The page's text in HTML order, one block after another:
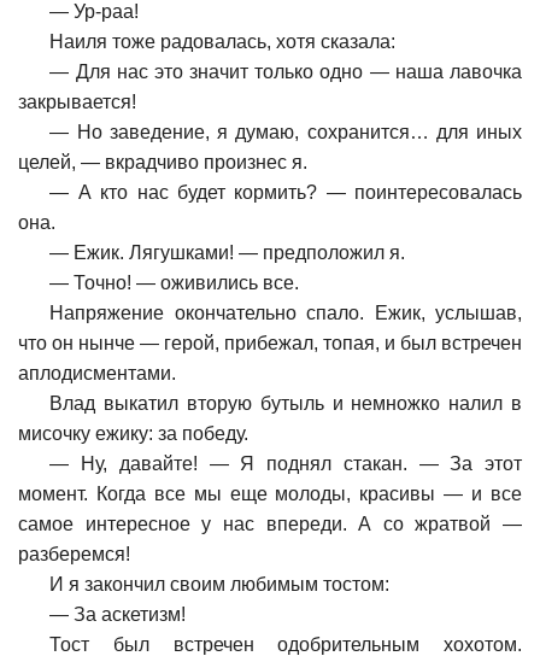
—Ур-раа!
Наиля тоже радовалась, хотя сказала:
— Для нас это значит только одно — наша лавочка
закрывается!
— Но заведение, я думаю, сохранится… для иных
целей, — вкрадчиво произнес я.
— А кто нас будет кормить? — поинтересовалась
она.
— Ежик. Лягушками! — предположил я.
—Точно! — оживились все.
Напряжение окончательно спало. Ежик, услышав,
что он нынче — герой, прибежал, топая, и был встречен
аплодисментами.
Влад выкатил вторую бутыль и немножко налил в
мисочку ежику: за победу.
—
Ну, давайте! — Я поднял стакан. — За этот
момент. Когда все мы еще молоды, красивы — и все
самое интересное у нас впереди. А со жратвой —
разберемся!
И я закончил своим любимым тостом:
—За аскетизм!
Тост был встречен одобрительным хохотом.